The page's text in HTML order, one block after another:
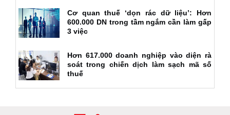
Cơ quan thuế ‘dọn rác dữ liệu’: Hơn
600.000 DN trong tầm ngắm cần làm gấp
3 việc
Hơn 617.000 doanh nghiệp vào diện rà
soát trong chiến dịch làm sạch mã số
thuế